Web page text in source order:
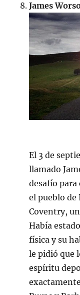
James
El 3 de
llamado
desafío
el pueblo
Coventry,
Había
física y su
le pidió que
espíritu